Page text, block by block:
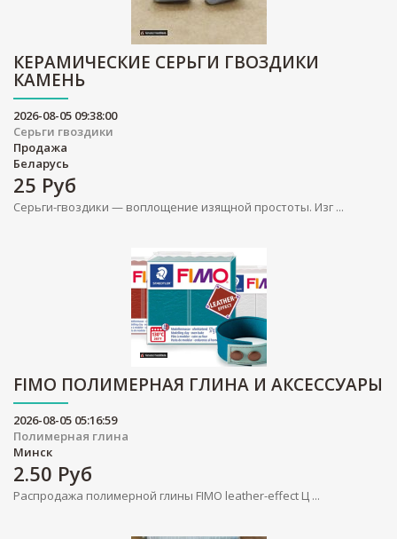
КЕРАМИЧЕСКИЕ СЕРЬГИ ГВОЗДИКИ
КАМЕНЬ
2026-08-05 09:38:00
Серьги гвоздики
Продажа
Беларусь
25 Руб
Серьги-гвоздики — воплощение изящной простоты. Изг ...
FIMO ПОЛИМЕРНАЯ ГЛИНА И АКСЕССУАРЫ
2026-08-05 05:16:59
Полимерная глина
Минск
2.50 Руб
Распродажа полимерной глины FIMO leather-effect Ц ...